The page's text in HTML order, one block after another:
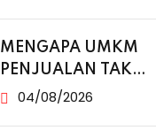
MENGAPA UMKM
PENJUALAN TAK
NAIK MESKI SUDAH
04/08/2026